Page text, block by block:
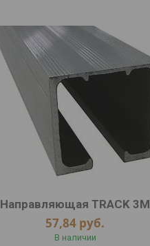
Направляющая TRACK 3M
57,84 руб.
В наличии